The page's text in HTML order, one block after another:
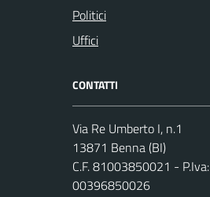
Politici
Uffici
CONTATTI
Via Re Umberto I, n.1
13871 Benna (BI)
C.F. 81003850021 - P.Iva:
00396850026